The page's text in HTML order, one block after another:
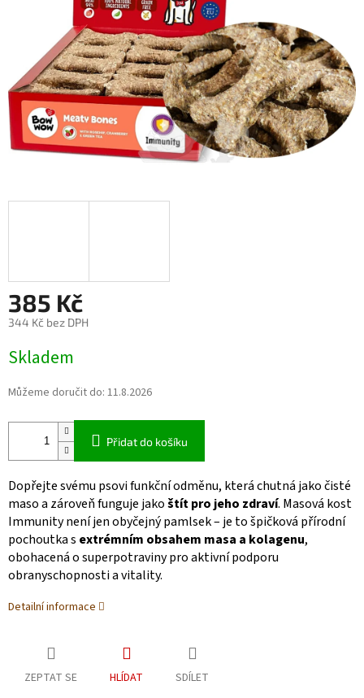
385 Kč
344 Kč bez DPH
cena:
Skladem
Můžeme doručit do: 11.8.2026
Přidat do košíku
Dopřejte svému psovi funkční odměnu, která chutná jako čisté
maso a zároveň funguje jakoštít pro jeho zdraví. Masová kost
Immunity není jen obyčejný pamlsek – je to špičková přírodní
pochoutka s extrémním obsahem masa a kolagenu,
obohacená o superpotraviny pro aktivní podporu
obranyschopnosti a vitality.
Detailní informace
ZEPTAT SE HLÍDAT SDÍLET